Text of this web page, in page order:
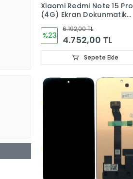
Xiaomi Redmi Note 15 Pro
(4G) Ekran Dokunmatik
%23
6.192,00 TL
4.752,00 TL
Sepete Ekle